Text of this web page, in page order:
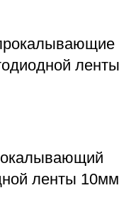
ленты
ленты 10мм